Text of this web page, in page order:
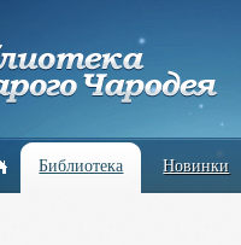
Библиотека Новинки